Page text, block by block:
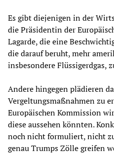
Es gibt diejenigen in der
die Präsidentin der
Lagarde, die eine
die darauf beruht, mehr
insbesondere Flüssigerdgas,
Andere hingegen plädieren
Vergeltungsmaßnahmen zu
Europäischen Kommission
diese aussehen könnten.
noch nicht formuliert, nicht
genau Trumps Zölle greifen